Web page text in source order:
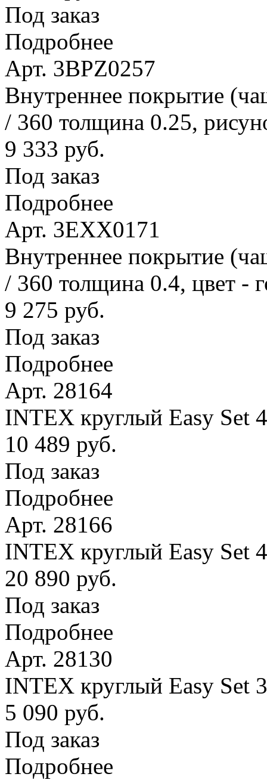
Под заказ
Подробнее
Арт. 3BPZ0257
Внутреннее покрытие
/ 360 толщина 0.25,
9 333 руб.
Под заказ
Подробнее
Арт. 3EXX0171
Внутреннее покрытие
/ 360 толщина 0.4, цвет -
9 275 руб.
Под заказ
Подробнее
Арт. 28164
INTEX круглый Easy Set
10 489 руб.
Под заказ
Подробнее
Арт. 28166
INTEX круглый Easy Set
20 890 руб.
Под заказ
Подробнее
Арт. 28130
INTEX круглый Easy Set
5 090 руб.
Под заказ
Подробнее